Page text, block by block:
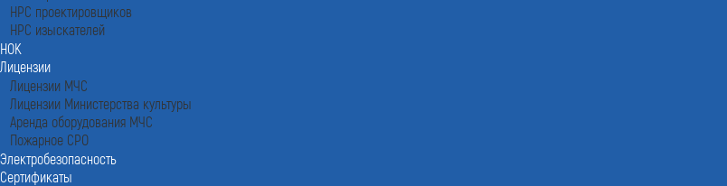
НРС проектировщиков
НРС изыскателей
НОК
Лицензии
Лицензии МЧС
Лицензии Министерства культуры
Аренда оборудования МЧС
Пожарное СРО
Электробезопасность
Сертификаты